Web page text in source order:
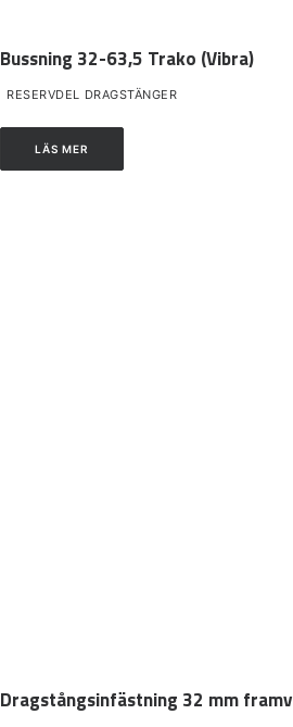
Bussning 32-63,5 Trako (Vibra)
RESERVDEL DRAGSTÄNGER
LÄS MER
Dragstångsinfästning 32 mm framv